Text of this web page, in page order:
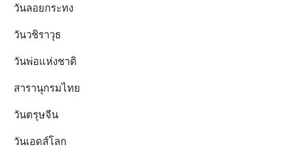
วันลอยกระทง
วันวชิราวุธ
วันพ่อแห่งชาติ
สารานุกรมไทย
วันตรุษจีน
วันเอดส์โลก